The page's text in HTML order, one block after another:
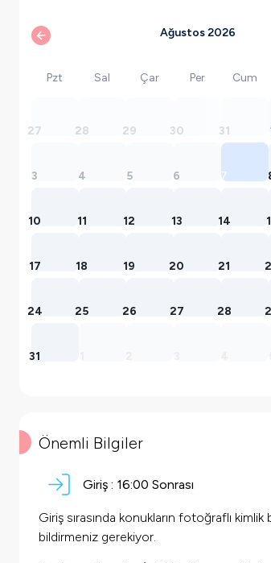
Ağustos 2026
Pzt Sal Çar Per Cum
27 28 29 30 31
3 4 5 6 7
10 11 12 13 14
17 18 19 20 21
24 25 26 27 28
31
Önemli Bilgiler
Giriş : 16:00 Sonrası
Giriş sırasında konukların fotoğraflı
bildirmeniz gerekiyor.